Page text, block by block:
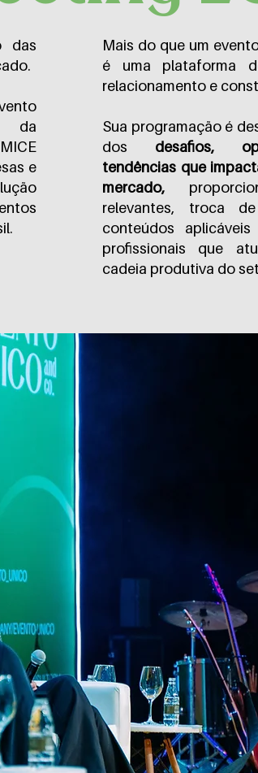
das
da
e
Mais do que um
é uma plataforma
relacionamento e
Sua programação é
dos desafios,
tendências que
mercado,
relevantes, troca
conteúdos
profissionais que
cadeia produtiva do